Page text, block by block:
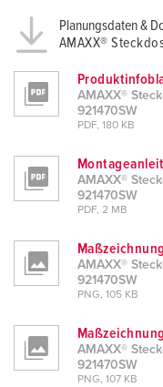
Planungsdaten &
AMAXX®
AMAXX®
921470SW
PDF, 180 KB
AMAXX®
921470SW
PDF, 2 MB
AMAXX®
921470SW
PNG, 105 KB
AMAXX®
921470SW
PNG, 107 KB